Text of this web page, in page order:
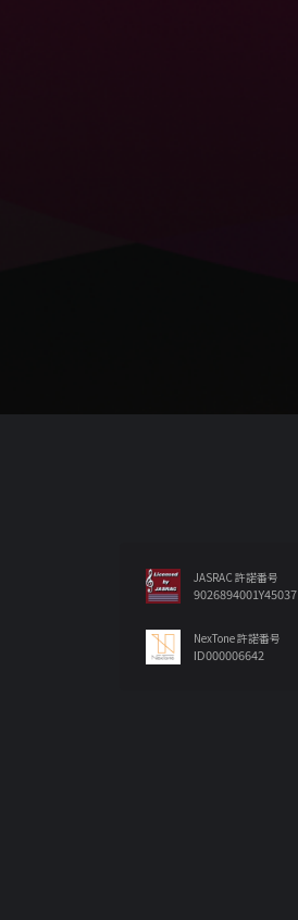
JASRAC 許諾番号
9026894001Y45037
NexTone 許諾番号
ID000006642